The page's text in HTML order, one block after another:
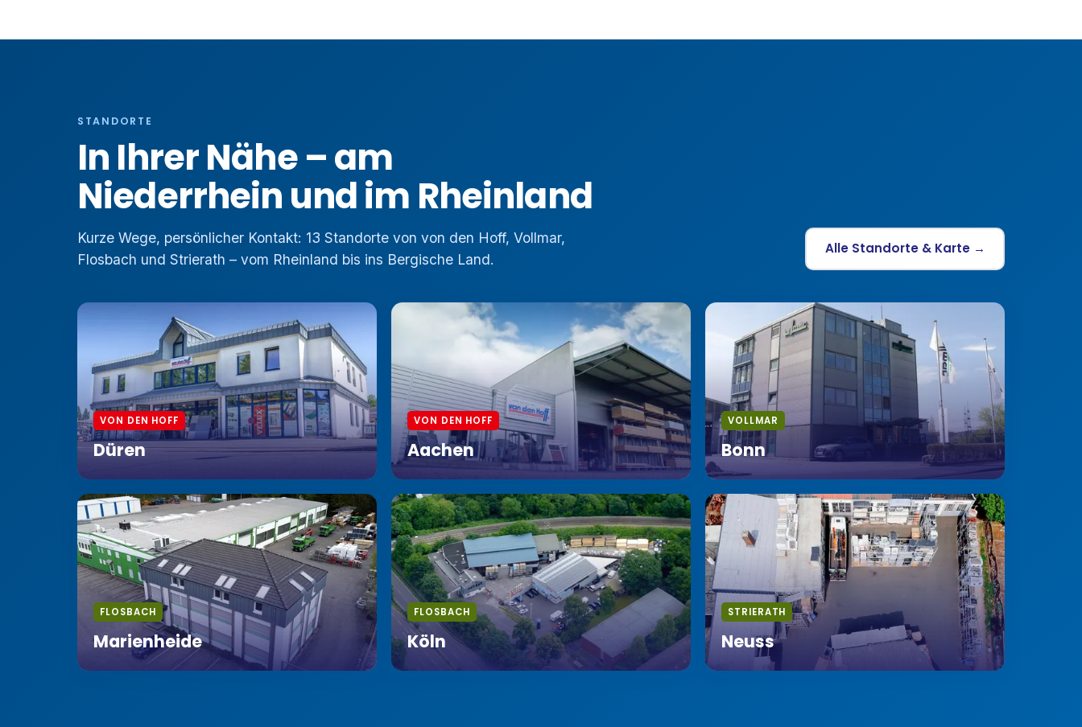
STANDORTE
In Ihrer Nähe – am
Niederrhein und im Rheinland
Kurze Wege, persönlicher Kontakt: 13 Standorte von von den Hoff, Vollmar,
Flosbach und Strierath – vom Rheinland bis ins Bergische Land.
Alle Standorte & Karte →
VON DEN HOFF
Düren
VON DEN HOFF
Aachen
VOLLMAR
Bonn
FLOSBACH
Marienheide
FLOSBACH
Köln
STRIERATH
Neuss